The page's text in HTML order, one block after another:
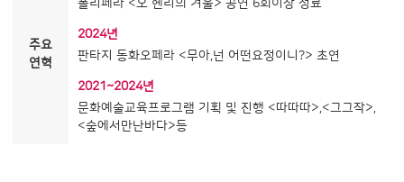
주요
연혁
폴리페라 <오 헨리의 겨울> 공연 6회이상 성료
2024년
판타지 동화오페라 <무아,넌 어떤요정이니?> 초연
2021~2024년
문화예술교육프로그램 기획 및 진행 <따따따>,<그그작>,
<숲에서만난바다>등